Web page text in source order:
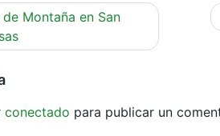
Montaña en San
conectado para publicar un